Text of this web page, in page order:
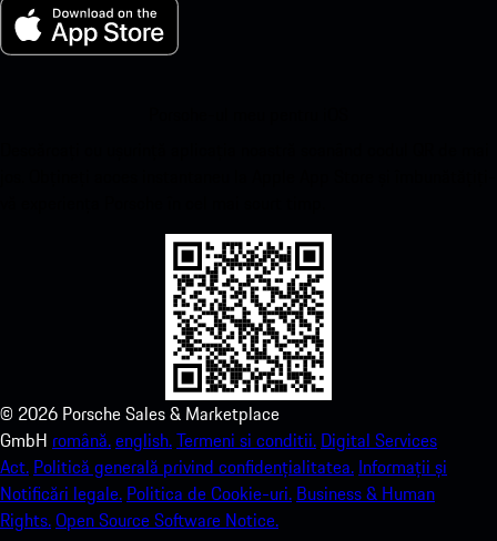
© 2026 Porsche Sales & Marketplace
GmbH română.english.Termeni si conditii. Digital Services
Act. Politică generală privind confidențialitatea. Informații și
Notificări legale. Politica de Cookie-uri. Business & Human
Rights.Open Source Software Notice.